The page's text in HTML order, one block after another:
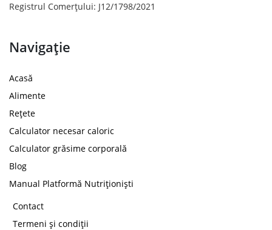
Registrul Comerțului: J12/1798/2021
Navigație
Acasă
Alimente
Rețete
Calculator necesar caloric
Calculator grăsime corporală
Blog
Manual Platformă Nutriționiști
Contact
Termeni și condiții